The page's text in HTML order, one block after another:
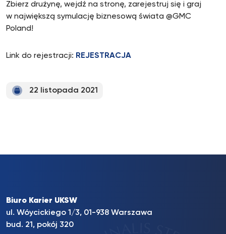
Zbierz drużynę, wejdź na stronę, zarejestruj się i graj
w największą symulację biznesową świata @GMC
Poland!
Link do rejestracji: REJESTRACJA
22 listopada 2021
Biuro Karier UKSW
ul. Wóycickiego 1/3, 01-938 Warszawa
bud. 21, pokój 320